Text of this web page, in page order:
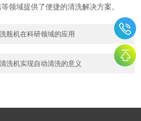
领域提供了便捷的清洗解决方案。
瓶机在科研领域的应用
洗机实现自动清洗的意义